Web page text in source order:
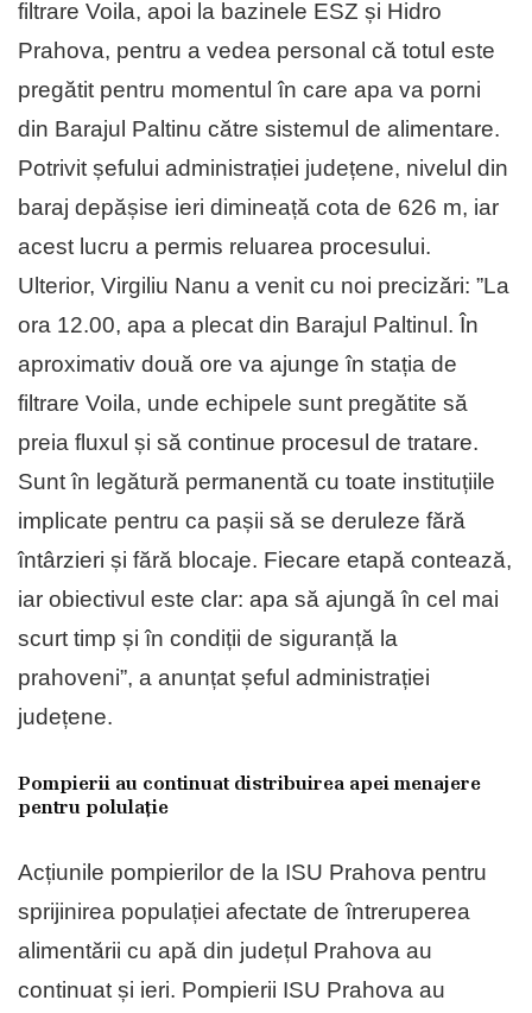
filtrare Voila, apoi la bazinele ESZ și Hidro
Prahova, pentru a vedea personal că totul este
pregătit pentru momentul în care apa va porni
din Barajul Paltinu către sistemul de alimentare.
Potrivit șefului administrației județene, nivelul din
baraj depășise ieri dimineață cota de 626 m, iar
acest lucru a permis reluarea procesului.
Ulterior, Virgiliu Nanu a venit cu noi precizări: ”La
ora 12.00, apa a plecat din Barajul Paltinul. În
aproximativ două ore va ajunge în stația de
filtrare Voila, unde echipele sunt pregătite să
preia fluxul și să continue procesul de tratare.
Sunt în legătură permanentă cu toate instituțiile
implicate pentru ca pașii să se deruleze fără
întârzieri și fără blocaje. Fiecare etapă contează,
iar obiectivul este clar: apa să ajungă în cel mai
scurt timp și în condiții de siguranță la
prahoveni”, a anunțat șeful administrației
județene.
Pompierii au continuat distribuirea apei menajere
pentru polulație
Acțiunile pompierilor de la ISU Prahova pentru
sprijinirea populației afectate de întreruperea
alimentării cu apă din județul Prahova au
continuat și ieri. Pompierii ISU Prahova au